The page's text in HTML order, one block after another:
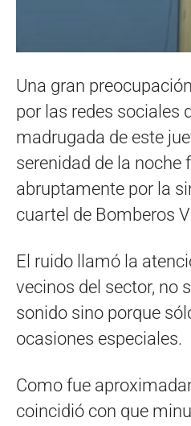
Una gran
por las redes sociales
madrugada de este
serenidad de la noche
abruptamente por la
cuartel de Bomberos
El ruido llamó la
vecinos del sector, no
sonido sino porque
ocasiones especiales.
Como fue
coincidió con que